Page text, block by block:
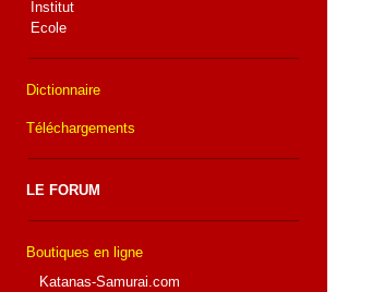
Institut
Ecole
Dictionnaire
Téléchargements
LE FORUM
Boutiques en ligne
Katanas-Samurai.com